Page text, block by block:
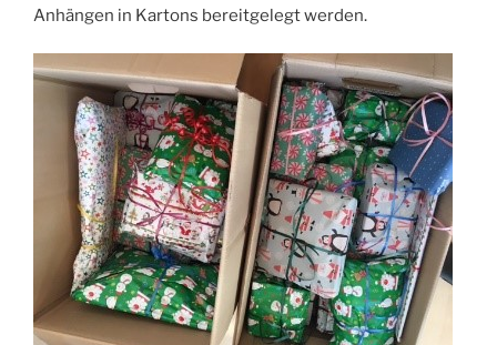
Anhängen in Kartons bereitgelegt werden.